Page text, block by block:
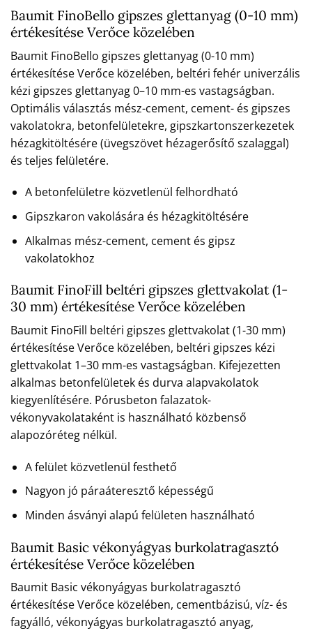
Baumit FinoBello gipszes glettanyag (0-10 mm)
értékesítése Verőce közelében
Baumit FinoBello gipszes glettanyag (0-10 mm)
értékesítése Verőce közelében, beltéri fehér univerzális
kézi gipszes glettanyag 0–10 mm-es vastagságban.
Optimális választás mész-cement, cement- és gipszes
vakolatokra, betonfelületekre, gipszkartonszerkezetek
hézagkitöltésére (üvegszövet hézagerősítő szalaggal)
és teljes felületére.
A betonfelületre közvetlenül felhordható
Gipszkaron vakolására és hézagkitöltésére
Alkalmas mész-cement, cement és gipsz
vakolatokhoz
Baumit FinoFill beltéri gipszes glettvakolat (1-
30 mm) értékesítése Verőce közelében
Baumit FinoFill beltéri gipszes glettvakolat (1-30 mm)
értékesítése Verőce közelében, beltéri gipszes kézi
glettvakolat 1–30 mm-es vastagságban. Kifejezetten
alkalmas betonfelületek és durva alapvakolatok
kiegyenlítésére. Pórusbeton falazatok-
vékonyvakolataként is használható közbenső
alapozóréteg nélkül.
A felület közvetlenül festhető
Nagyon jó páraáteresztő képességű
Minden ásványi alapú felületen használható
Baumit Basic vékonyágyas burkolatragasztó
értékesítése Verőce közelében
Baumit Basic vékonyágyas burkolatragasztó
értékesítése Verőce közelében, cementbázisú, víz- és
fagyálló, vékonyágyas burkolatragasztó anyag,